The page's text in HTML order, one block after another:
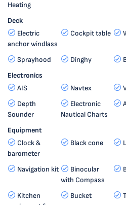
Heating
Deck
Electric
anchor windlass
Cockpit table
Sprayhood
Dinghy
Electronics
AIS
Navtex
Depth
Sounder
Electronic
Nautical Charts
Equipment
Clock &
barometer
Black cone
Navigation kit
Binocular
with Compass
Kitchen
Bucket